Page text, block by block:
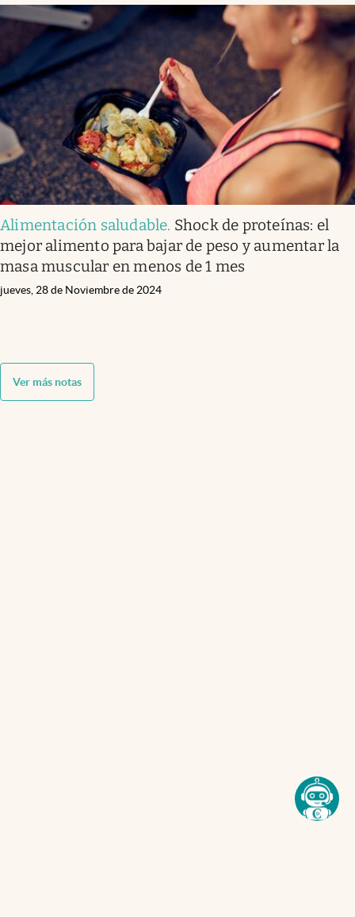
Alimentación saludable. Shock de proteínas: el
mejor alimento para bajar de peso y aumentar la
masa muscular en menos de 1 mes
jueves, 28 de Noviembre de 2024
Ver más notas